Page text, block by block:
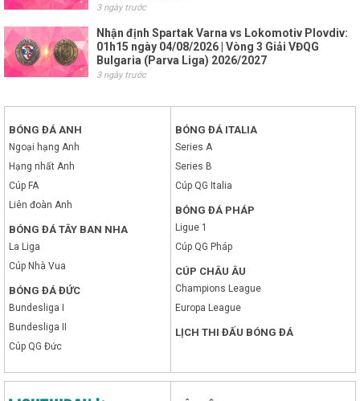
3 ngày trước
Nhận định Spartak Varna vs Lokomotiv Plovdiv:
01h15 ngày 04/08/2026 | Vòng 3 Giải VĐQG
Bulgaria (Parva Liga) 2026/2027
3 ngày trước
BÓNG ĐÁ ANH
Ngoại hạng Anh
Hạng nhất Anh
Cúp FA
Liên đoàn Anh
BÓNG ĐÁ TÂY BAN NHA
La Liga
Cúp Nhà Vua
BÓNG ĐÁ ĐỨC
Bundesliga I
Bundesliga II
Cúp QG Đức
BÓNG ĐÁ ITALIA
Series A
Series B
Cúp QG Italia
BÓNG ĐÁ PHÁP
Ligue 1
Cúp QG Pháp
CÚP CHÂU ÂU
Champions League
Europa League
LỊCH THI ĐẤU BÓNG ĐÁ